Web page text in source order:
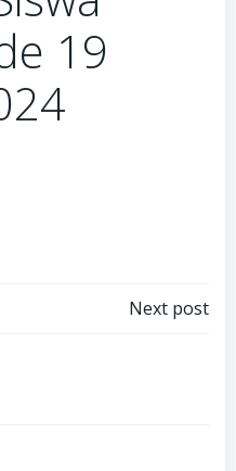
19
Next post